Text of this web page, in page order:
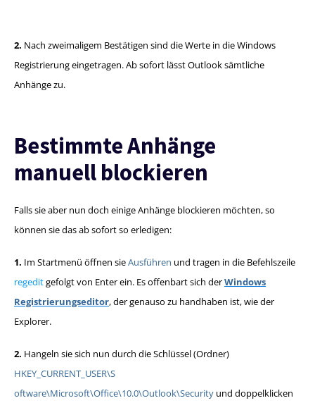
2. Nach zweimaligem Bestätigen sind die Werte in die Windows
Registrierung eingetragen. Ab sofort lässt Outlook sämtliche
Anhänge zu.
Bestimmte Anhänge
manuell blockieren
Falls sie aber nun doch einige Anhänge blockieren möchten, so
können sie das ab sofort so erledigen:
1. Im Startmenü öffnen sieAusführen und tragen in die Befehlszeile
regeditgefolgt von Enter ein. Es offenbart sich derWindows
Registrierungseditor, der genauso zu handhaben ist, wie der
Explorer.
2. Hangeln sie sich nun durch die Schlüssel (Ordner)
HKEY_CURRENT_USER\S
oftware\Microsoft\Office\10.0\Outlook\Security und doppelklicken